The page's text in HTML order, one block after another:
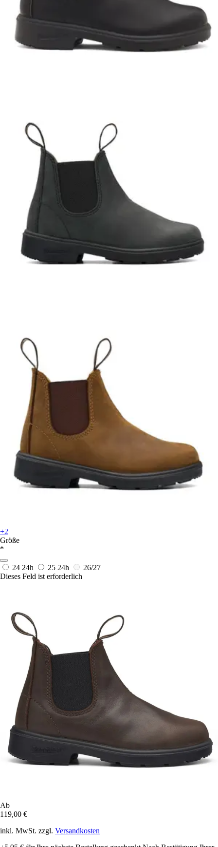
+2
Größe
*
24 24h 25 24h
26/27
Dieses Feld ist erforderlich
Ab
119,00 €
inkl. MwSt. zzgl. Versandkosten